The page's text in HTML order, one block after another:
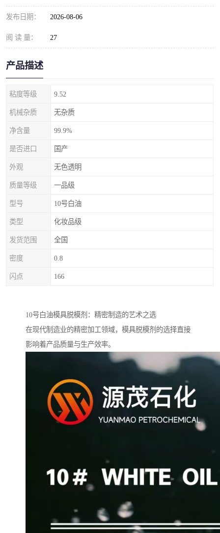
发布日期： 2026-08-06
阅 读 量： 27
产品描述
粘度等级 9.52
机械杂质 无杂质
净含量 99.9%
是否进口 国产
外观 无色透明
质量等级 一品级
型号 10号白油
类型 化妆品级
发货范围 全国
密度 0.8
闪点 166
10号白油模具脱模剂：精密制造的艺术之选
在现代制造业的精密加工领域，模具脱模剂的选择直接
影响着产品质量与生产效率。